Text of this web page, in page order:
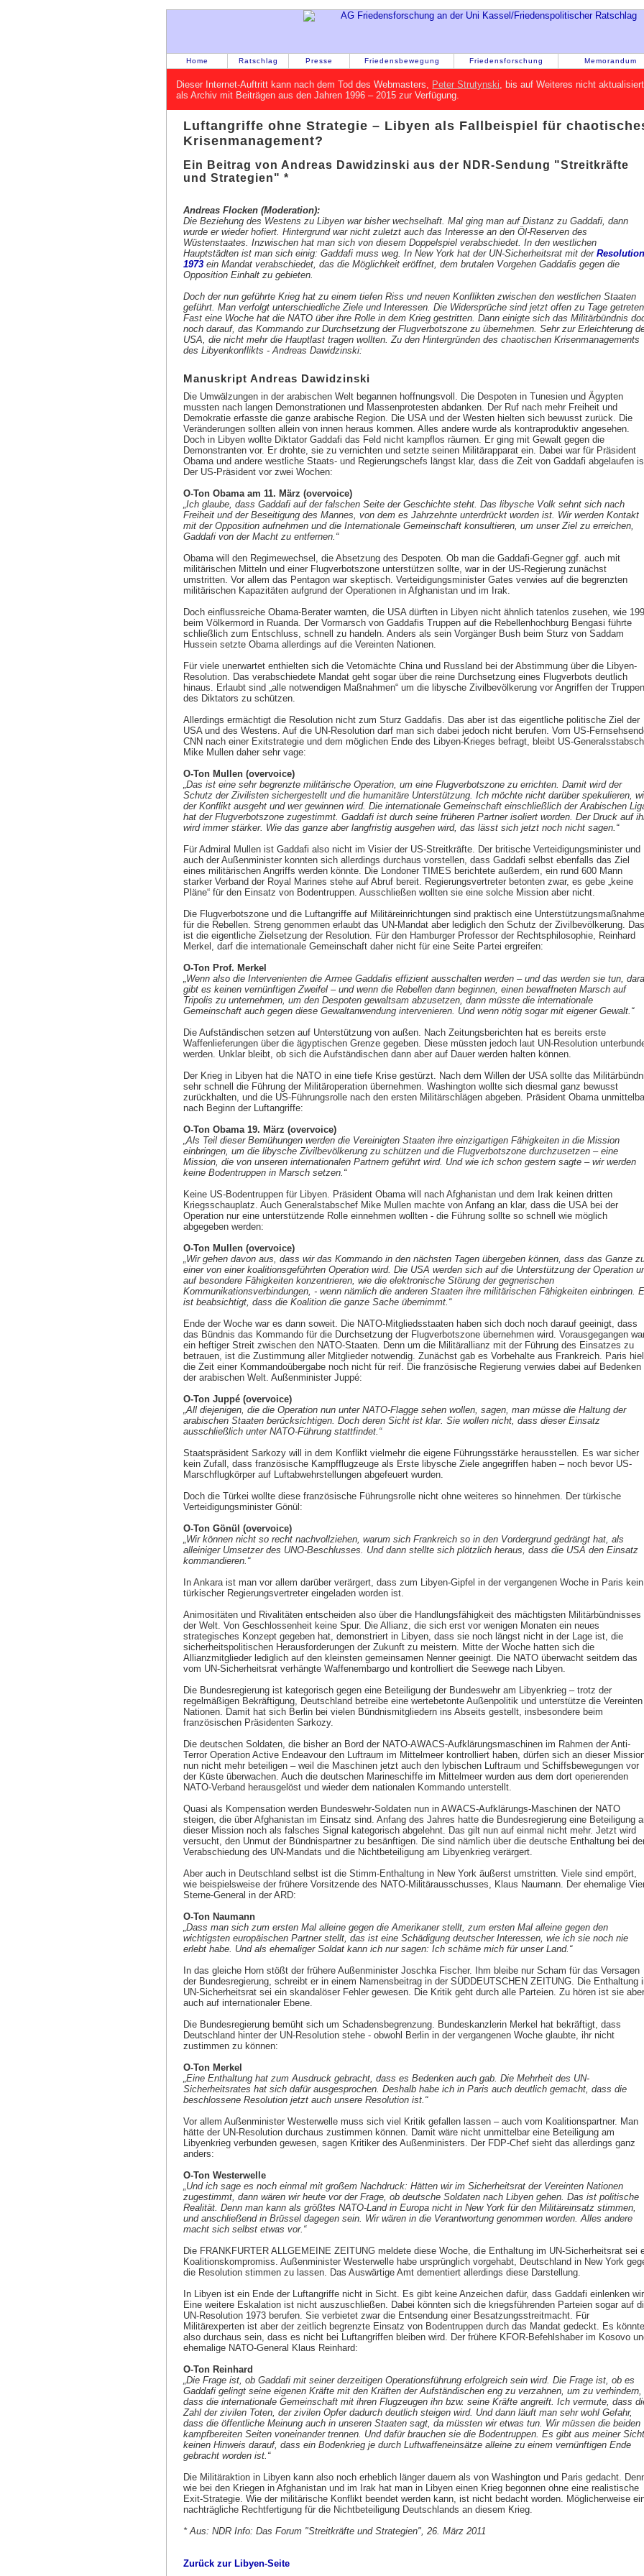
Home Ratschlag Presse Friedensbewegung Friedensforschung Memorandum
Dieser Internet-Auftritt kann nach dem Tod des Webmasters, Peter Strutynski , bis auf Weiteres nicht
als Archiv mit Beiträgen aus den Jahren 1996 – 2015 zur Verfügung.
Luftangriffe ohne Strategie – Libyen als Fallbeispiel für
Krisenmanagement?
Ein Beitrag von Andreas Dawidzinski aus der NDR-Sendung "Streitkräfte
und Strategien" *
Andreas Flocken (Moderation):
Die Beziehung des Westens zu Libyen war bisher wechselhaft. Mal ging man auf Distanz zu Gaddafi, dann
wurde er wieder hofiert. Hintergrund war nicht zuletzt auch das Interesse an den Öl-Reserven des
Wüstenstaates. Inzwischen hat man sich von diesem Doppelspiel verabschiedet. In den westlichen
Hauptstädten ist man sich einig: Gaddafi muss weg. In New York hat der UN-Sicherheitsrat mit der Resolution
1973ein Mandat verabschiedet, das die Möglichkeit eröffnet, dem brutalen Vorgehen Gaddafis gegen die
Opposition Einhalt zu gebieten.
Doch der nun geführte Krieg hat zu einem tiefen Riss und neuen Konflikten zwischen den westlichen Staaten
geführt. Man verfolgt unterschiedliche Ziele und Interessen. Die Widersprüche sind jetzt offen zu Tage
Fast eine Woche hat die NATO über ihre Rolle in dem Krieg gestritten. Dann einigte sich das Militärbündnis
noch darauf, das Kommando zur Durchsetzung der Flugverbotszone zu übernehmen. Sehr zur Erleichterung
USA, die nicht mehr die Hauptlast tragen wollten. Zu den Hintergründen des chaotischen Krisenmanagements
des Libyenkonflikts - Andreas Dawidzinski:
Manuskript Andreas Dawidzinski
Die Umwälzungen in der arabischen Welt begannen hoffnungsvoll. Die Despoten in Tunesien und Ägypten
mussten nach langen Demonstrationen und Massenprotesten abdanken. Der Ruf nach mehr Freiheit und
Demokratie erfasste die ganze arabische Region. Die USA und der Westen hielten sich bewusst zurück. Die
Veränderungen sollten allein von innen heraus kommen. Alles andere wurde als kontraproduktiv angesehen.
Doch in Libyen wollte Diktator Gaddafi das Feld nicht kampflos räumen. Er ging mit Gewalt gegen die
Demonstranten vor. Er drohte, sie zu vernichten und setzte seinen Militärapparat ein. Dabei war für Präsident
Obama und andere westliche Staats- und Regierungschefs längst klar, dass die Zeit von Gaddafi abgelaufen
Der US-Präsident vor zwei Wochen:
O-Ton Obama am 11. März (overvoice)
„Ich glaube, dass Gaddafi auf der falschen Seite der Geschichte steht. Das libysche Volk sehnt sich nach
Freiheit und der Beseitigung des Mannes, von dem es Jahrzehnte unterdrückt worden ist. Wir werden Kontakt
mit der Opposition aufnehmen und die Internationale Gemeinschaft konsultieren, um unser Ziel zu erreichen,
Gaddafi von der Macht zu entfernen.“
Obama will den Regimewechsel, die Absetzung des Despoten. Ob man die Gaddafi-Gegner ggf. auch mit
militärischen Mitteln und einer Flugverbotszone unterstützen sollte, war in der US-Regierung zunächst
umstritten. Vor allem das Pentagon war skeptisch. Verteidigungsminister Gates verwies auf die begrenzten
militärischen Kapazitäten aufgrund der Operationen in Afghanistan und im Irak.
Doch einflussreiche Obama-Berater warnten, die USA dürften in Libyen nicht ähnlich tatenlos zusehen, wie
beim Völkermord in Ruanda. Der Vormarsch von Gaddafis Truppen auf die Rebellenhochburg Bengasi führte
schließlich zum Entschluss, schnell zu handeln. Anders als sein Vorgänger Bush beim Sturz von Saddam
Hussein setzte Obama allerdings auf die Vereinten Nationen.
Für viele unerwartet enthielten sich die Vetomächte China und Russland bei der Abstimmung über die Libyen-
Resolution. Das verabschiedete Mandat geht sogar über die reine Durchsetzung eines Flugverbots deutlich
hinaus. Erlaubt sind „alle notwendigen Maßnahmen“ um die libysche Zivilbevölkerung vor Angriffen der Truppen
des Diktators zu schützen.
Allerdings ermächtigt die Resolution nicht zum Sturz Gaddafis. Das aber ist das eigentliche politische Ziel der
USA und des Westens. Auf die UN-Resolution darf man sich dabei jedoch nicht berufen. Vom US-
CNN nach einer Exitstrategie und dem möglichen Ende des Libyen-Krieges befragt, bleibt US-
Mike Mullen daher sehr vage:
O-Ton Mullen (overvoice)
„Das ist eine sehr begrenzte militärische Operation, um eine Flugverbotszone zu errichten. Damit wird der
Schutz der Zivilisten sichergestellt und die humanitäre Unterstützung. Ich möchte nicht darüber spekulieren,
der Konflikt ausgeht und wer gewinnen wird. Die internationale Gemeinschaft einschließlich der Arabischen
hat der Flugverbotszone zugestimmt. Gaddafi ist durch seine früheren Partner isoliert worden. Der Druck auf
wird immer stärker. Wie das ganze aber langfristig ausgehen wird, das lässt sich jetzt noch nicht sagen.“
Für Admiral Mullen ist Gaddafi also nicht im Visier der US-Streitkräfte. Der britische Verteidigungsminister und
auch der Außenminister konnten sich allerdings durchaus vorstellen, dass Gaddafi selbst ebenfalls das Ziel
eines militärischen Angriffs werden könnte. Die Londoner TIMES berichtete außerdem, ein rund 600 Mann
starker Verband der Royal Marines stehe auf Abruf bereit. Regierungsvertreter betonten zwar, es gebe „keine
Pläne“ für den Einsatz von Bodentruppen. Ausschließen wollten sie eine solche Mission aber nicht.
Die Flugverbotszone und die Luftangriffe auf Militäreinrichtungen sind praktisch eine Unterstützungsmaßnahme
für die Rebellen. Streng genommen erlaubt das UN-Mandat aber lediglich den Schutz der Zivilbevölkerung. Das
ist die eigentliche Zielsetzung der Resolution. Für den Hamburger Professor der Rechtsphilosophie, Reinhard
Merkel, darf die internationale Gemeinschaft daher nicht für eine Seite Partei ergreifen:
O-Ton Prof. Merkel
„Wenn also die Intervenienten die Armee Gaddafis effizient ausschalten werden – und das werden sie tun,
gibt es keinen vernünftigen Zweifel – und wenn die Rebellen dann beginnen, einen bewaffneten Marsch auf
Tripolis zu unternehmen, um den Despoten gewaltsam abzusetzen, dann müsste die internationale
Gemeinschaft auch gegen diese Gewaltanwendung intervenieren. Und wenn nötig sogar mit eigener Gewalt.“
Die Aufständischen setzen auf Unterstützung von außen. Nach Zeitungsberichten hat es bereits erste
Waffenlieferungen über die ägyptischen Grenze gegeben. Diese müssten jedoch laut UN-Resolution
werden. Unklar bleibt, ob sich die Aufständischen dann aber auf Dauer werden halten können.
Der Krieg in Libyen hat die NATO in eine tiefe Krise gestürzt. Nach dem Willen der USA sollte das
sehr schnell die Führung der Militäroperation übernehmen. Washington wollte sich diesmal ganz bewusst
zurückhalten, und die US-Führungsrolle nach den ersten Militärschlägen abgeben. Präsident Obama
nach Beginn der Luftangriffe:
O-Ton Obama 19. März (overvoice)
„Als Teil dieser Bemühungen werden die Vereinigten Staaten ihre einzigartigen Fähigkeiten in die Mission
einbringen, um die libysche Zivilbevölkerung zu schützen und die Flugverbotszone durchzusetzen – eine
Mission, die von unseren internationalen Partnern geführt wird. Und wie ich schon gestern sagte – wir werden
keine Bodentruppen in Marsch setzen.“
Keine US-Bodentruppen für Libyen. Präsident Obama will nach Afghanistan und dem Irak keinen dritten
Kriegsschauplatz. Auch Generalstabschef Mike Mullen machte von Anfang an klar, dass die USA bei der
Operation nur eine unterstützende Rolle einnehmen wollten - die Führung sollte so schnell wie möglich
abgegeben werden:
O-Ton Mullen (overvoice)
„Wir gehen davon aus, dass wir das Kommando in den nächsten Tagen übergeben können, dass das Ganze
einer von einer koalitionsgeführten Operation wird. Die USA werden sich auf die Unterstützung der Operation
auf besondere Fähigkeiten konzentrieren, wie die elektronische Störung der gegnerischen
Kommunikationsverbindungen, - wenn nämlich die anderen Staaten ihre militärischen Fähigkeiten einbringen.
ist beabsichtigt, dass die Koalition die ganze Sache übernimmt.“
Ende der Woche war es dann soweit. Die NATO-Mitgliedsstaaten haben sich doch noch darauf geeinigt, dass
das Bündnis das Kommando für die Durchsetzung der Flugverbotszone übernehmen wird. Vorausgegangen
ein heftiger Streit zwischen den NATO-Staaten. Denn um die Militärallianz mit der Führung des Einsatzes zu
betrauen, ist die Zustimmung aller Mitglieder notwendig. Zunächst gab es Vorbehalte aus Frankreich. Paris
die Zeit einer Kommandoübergabe noch nicht für reif. Die französische Regierung verwies dabei auf Bedenken
der arabischen Welt. Außenminister Juppé:
O-Ton Juppé (overvoice)
„All diejenigen, die die Operation nun unter NATO-Flagge sehen wollen, sagen, man müsse die Haltung der
arabischen Staaten berücksichtigen. Doch deren Sicht ist klar. Sie wollen nicht, dass dieser Einsatz
ausschließlich unter NATO-Führung stattfindet.“
Staatspräsident Sarkozy will in dem Konflikt vielmehr die eigene Führungsstärke herausstellen. Es war sicher
kein Zufall, dass französische Kampfflugzeuge als Erste libysche Ziele angegriffen haben – noch bevor US-
Marschflugkörper auf Luftabwehrstellungen abgefeuert wurden.
Doch die Türkei wollte diese französische Führungsrolle nicht ohne weiteres so hinnehmen. Der türkische
Verteidigungsminister Gönül:
O-Ton Gönül (overvoice)
„Wir können nicht so recht nachvollziehen, warum sich Frankreich so in den Vordergrund gedrängt hat, als
alleiniger Umsetzer des UNO-Beschlusses. Und dann stellte sich plötzlich heraus, dass die USA den Einsatz
kommandieren.“
In Ankara ist man vor allem darüber verärgert, dass zum Libyen-Gipfel in der vergangenen Woche in Paris kein
türkischer Regierungsvertreter eingeladen worden ist.
Animositäten und Rivalitäten entscheiden also über die Handlungsfähigkeit des mächtigsten Militärbündnisses
der Welt. Von Geschlossenheit keine Spur. Die Allianz, die sich erst vor wenigen Monaten ein neues
strategisches Konzept gegeben hat, demonstriert in Libyen, dass sie noch längst nicht in der Lage ist, die
sicherheitspolitischen Herausforderungen der Zukunft zu meistern. Mitte der Woche hatten sich die
Allianzmitglieder lediglich auf den kleinsten gemeinsamen Nenner geeinigt. Die NATO überwacht seitdem das
vom UN-Sicherheitsrat verhängte Waffenembargo und kontrolliert die Seewege nach Libyen.
Die Bundesregierung ist kategorisch gegen eine Beteiligung der Bundeswehr am Libyenkrieg – trotz der
regelmäßigen Bekräftigung, Deutschland betreibe eine wertebetonte Außenpolitik und unterstütze die Vereinten
Nationen. Damit hat sich Berlin bei vielen Bündnismitgliedern ins Abseits gestellt, insbesondere beim
französischen Präsidenten Sarkozy.
Die deutschen Soldaten, die bisher an Bord der NATO-AWACS-Aufklärungsmaschinen im Rahmen der Anti-
Terror Operation Active Endeavour den Luftraum im Mittelmeer kontrolliert haben, dürfen sich an dieser
nun nicht mehr beteiligen – weil die Maschinen jetzt auch den lybischen Luftraum und Schiffsbewegungen vor
der Küste überwachen. Auch die deutschen Marineschiffe im Mittelmeer wurden aus dem dort operierenden
NATO-Verband herausgelöst und wieder dem nationalen Kommando unterstellt.
Quasi als Kompensation werden Bundeswehr-Soldaten nun in AWACS-Aufklärungs-Maschinen der NATO
steigen, die über Afghanistan im Einsatz sind. Anfang des Jahres hatte die Bundesregierung eine Beteiligung
dieser Mission noch als falsches Signal kategorisch abgelehnt. Das gilt nun auf einmal nicht mehr. Jetzt wird
versucht, den Unmut der Bündnispartner zu besänftigen. Die sind nämlich über die deutsche Enthaltung bei
Verabschiedung des UN-Mandats und die Nichtbeteiligung am Libyenkrieg verärgert.
Aber auch in Deutschland selbst ist die Stimm-Enthaltung in New York äußerst umstritten. Viele sind empört,
wie beispielsweise der frühere Vorsitzende des NATO-Militärausschusses, Klaus Naumann. Der ehemalige
Sterne-General in der ARD:
O-Ton Naumann
„Dass man sich zum ersten Mal alleine gegen die Amerikaner stellt, zum ersten Mal alleine gegen den
wichtigsten europäischen Partner stellt, das ist eine Schädigung deutscher Interessen, wie ich sie noch nie
erlebt habe. Und als ehemaliger Soldat kann ich nur sagen: Ich schäme mich für unser Land.“
In das gleiche Horn stößt der frühere Außenminister Joschka Fischer. Ihm bleibe nur Scham für das Versagen
der Bundesregierung, schreibt er in einem Namensbeitrag in der SÜDDEUTSCHEN ZEITUNG. Die Enthaltung
UN-Sicherheitsrat sei ein skandalöser Fehler gewesen. Die Kritik geht durch alle Parteien. Zu hören ist sie aber
auch auf internationaler Ebene.
Die Bundesregierung bemüht sich um Schadensbegrenzung. Bundeskanzlerin Merkel hat bekräftigt, dass
Deutschland hinter der UN-Resolution stehe - obwohl Berlin in der vergangenen Woche glaubte, ihr nicht
zustimmen zu können:
O-Ton Merkel
„Eine Enthaltung hat zum Ausdruck gebracht, dass es Bedenken auch gab. Die Mehrheit des UN-
Sicherheitsrates hat sich dafür ausgesprochen. Deshalb habe ich in Paris auch deutlich gemacht, dass die
beschlossene Resolution jetzt auch unsere Resolution ist.“
Vor allem Außenminister Westerwelle muss sich viel Kritik gefallen lassen – auch vom Koalitionspartner. Man
hätte der UN-Resolution durchaus zustimmen können. Damit wäre nicht unmittelbar eine Beteiligung am
Libyenkrieg verbunden gewesen, sagen Kritiker des Außenministers. Der FDP-Chef sieht das allerdings ganz
anders:
O-Ton Westerwelle
„Und ich sage es noch einmal mit großem Nachdruck: Hätten wir im Sicherheitsrat der Vereinten Nationen
zugestimmt, dann wären wir heute vor der Frage, ob deutsche Soldaten nach Libyen gehen. Das ist politische
Realität. Denn man kann als größtes NATO-Land in Europa nicht in New York für den Militäreinsatz stimmen,
und anschließend in Brüssel dagegen sein. Wir wären in die Verantwortung genommen worden. Alles andere
macht sich selbst etwas vor.“
Die FRANKFURTER ALLGEMEINE ZEITUNG meldete diese Woche, die Enthaltung im UN-Sicherheitsrat sei
Koalitionskompromiss. Außenminister Westerwelle habe ursprünglich vorgehabt, Deutschland in New York
die Resolution stimmen zu lassen. Das Auswärtige Amt dementiert allerdings diese Darstellung.
In Libyen ist ein Ende der Luftangriffe nicht in Sicht. Es gibt keine Anzeichen dafür, dass Gaddafi einlenken
Eine weitere Eskalation ist nicht auszuschließen. Dabei könnten sich die kriegsführenden Parteien sogar auf
UN-Resolution 1973 berufen. Sie verbietet zwar die Entsendung einer Besatzungsstreitmacht. Für
Militärexperten ist aber der zeitlich begrenzte Einsatz von Bodentruppen durch das Mandat gedeckt. Es könnte
also durchaus sein, dass es nicht bei Luftangriffen bleiben wird. Der frühere KFOR-Befehlshaber im Kosovo
ehemalige NATO-General Klaus Reinhard:
O-Ton Reinhard
„Die Frage ist, ob Gaddafi mit seiner derzeitigen Operationsführung erfolgreich sein wird. Die Frage ist, ob es
Gaddafi gelingt seine eigenen Kräfte mit den Kräften der Aufständischen eng zu verzahnen, um zu verhindern,
dass die internationale Gemeinschaft mit ihren Flugzeugen ihn bzw. seine Kräfte angreift. Ich vermute, dass
Zahl der zivilen Toten, der zivilen Opfer dadurch deutlich steigen wird. Und dann läuft man sehr wohl Gefahr,
dass die öffentliche Meinung auch in unseren Staaten sagt, da müssten wir etwas tun. Wir müssen die beiden
kampfbereiten Seiten voneinander trennen. Und dafür brauchen sie die Bodentruppen. Es gibt aus meiner Sicht
keinen Hinweis darauf, dass ein Bodenkrieg je durch Luftwaffeneinsätze alleine zu einem vernünftigen Ende
gebracht worden ist.“
Die Militäraktion in Libyen kann also noch erheblich länger dauern als von Washington und Paris gedacht.
wie bei den Kriegen in Afghanistan und im Irak hat man in Libyen einen Krieg begonnen ohne eine realistische
Exit-Strategie. Wie der militärische Konflikt beendet werden kann, ist nicht bedacht worden. Möglicherweise
nachträgliche Rechtfertigung für die Nichtbeteiligung Deutschlands an diesem Krieg.
* Aus: NDR Info: Das Forum "Streitkräfte und Strategien", 26. März 2011
Zurück zur Libyen-Seite